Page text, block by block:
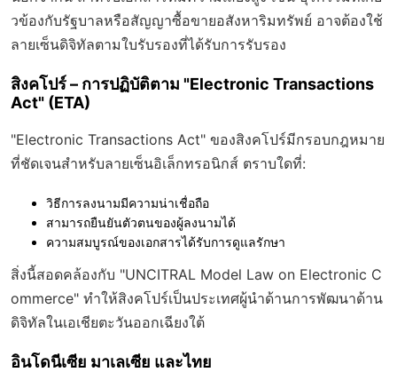
วข้องกับรัฐบาลหรือสัญญาซื้อขายอสังหาริมทรัพย์ อาจต้องใช้
ลายเซ็นดิจิทัลตามใบรับรองที่ได้รับการรับรอง
สิงคโปร์ – การปฏิบัติตาม "Electronic Transactions
Act" (ETA)
"Electronic Transactions Act" ของสิงคโปร์มีกรอบกฎหมาย
ที่ชัดเจนสำหรับลายเซ็นอิเล็กทรอนิกส์ ตราบใดที่:
วิธีการลงนามมีความน่าเชื่อถือ
สามารถยืนยันตัวตนของผู้ลงนามได้
ความสมบูรณ์ของเอกสารได้รับการดูแลรักษา
สิ่งนี้สอดคล้องกับ "UNCITRAL Model Law on Electronic C
ommerce" ทำให้สิงคโปร์เป็นประเทศผู้นำด้านการพัฒนาด้าน
ดิจิทัลในเอเชียตะวันออกเฉียงใต้
อินโดนีเซีย มาเลเซีย และไทย